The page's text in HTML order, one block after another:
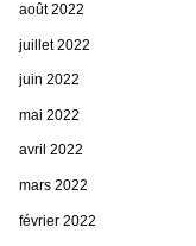
août 2022
juillet 2022
juin 2022
mai 2022
avril 2022
mars 2022
février 2022